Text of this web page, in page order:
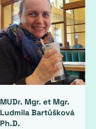
MUDr. Mgr. et Mgr.
Ludmila Bartůšková
Ph.D.